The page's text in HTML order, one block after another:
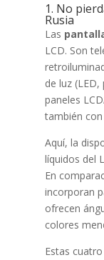
1. No
Rusia
Las
LCD. Son
de luz
paneles
también
Aquí, la
líquidos del
En
incorporan
ofrecen
colores
Estas